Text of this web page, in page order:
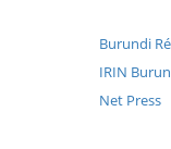
Burundi
IRIN
Net Press